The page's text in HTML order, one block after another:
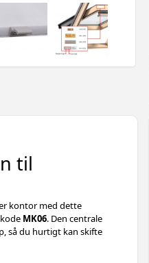
til
kontor med dette
MK06. Den centrale
så du hurtigt kan skifte